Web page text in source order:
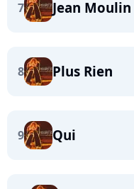
7 Jean Moulin
8 Plus Rien
9 Qui